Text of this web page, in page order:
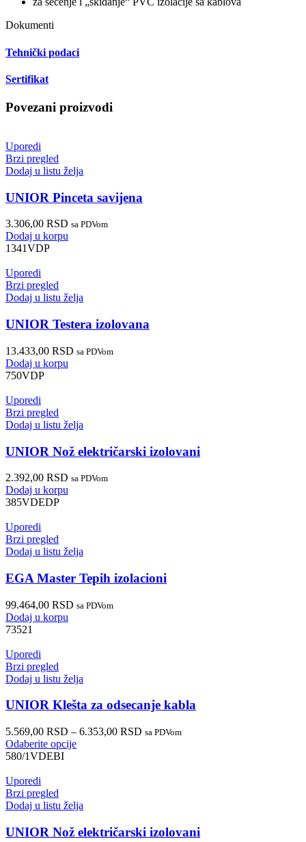
Dokumenti
Tehnički podaci
Sertifikat
Povezani proizvodi
Uporedi
Brzi pregled
Dodaj u listu želja
UNIOR Pinceta savijena
3.306,00 RSD sa PDVom
Dodaj u korpu
1341VDP
Uporedi
Brzi pregled
Dodaj u listu želja
UNIOR Testera izolovana
13.433,00 RSD sa PDVom
Dodaj u korpu
750VDP
Uporedi
Brzi pregled
Dodaj u listu želja
UNIOR Nož električarski izolovani
2.392,00 RSD sa PDVom
Dodaj u korpu
385VDEDP
Uporedi
Brzi pregled
Dodaj u listu želja
EGA Master Tepih izolacioni
99.464,00 RSD sa PDVom
Dodaj u korpu
73521
Uporedi
Brzi pregled
Dodaj u listu želja
UNIOR Klešta za odsecanje kabla
5.569,00 RSD – 6.353,00 RSD sa PDVom
Odaberite opcije
580/1VDEBI
Uporedi
Brzi pregled
Dodaj u listu želja
UNIOR Nož električarski izolovani